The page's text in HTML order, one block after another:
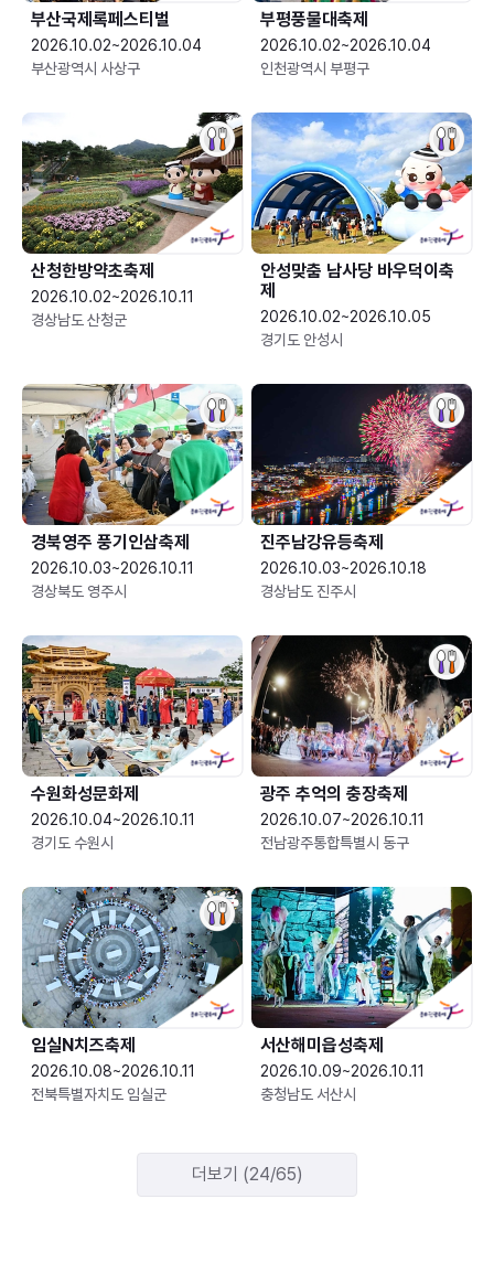
부산국제록페스티벌
2026.10.02~2026.10.04
부산광역시 사상구
부평풍물대축제
2026.10.02~2026.10.04
인천광역시 부평구
산청한방약초축제
2026.10.02~2026.10.11
경상남도 산청군
안성맞춤 남사당 바우덕이축
제
2026.10.02~2026.10.05
경기도 안성시
경북영주 풍기인삼축제
2026.10.03~2026.10.11
경상북도 영주시
진주남강유등축제
2026.10.03~2026.10.18
경상남도 진주시
수원화성문화제
2026.10.04~2026.10.11
경기도 수원시
광주 추억의 충장축제
2026.10.07~2026.10.11
전남광주통합특별시 동구
임실N치즈축제
2026.10.08~2026.10.11
전북특별자치도 임실군
서산해미읍성축제
2026.10.09~2026.10.11
충청남도 서산시
더보기 (24/65)